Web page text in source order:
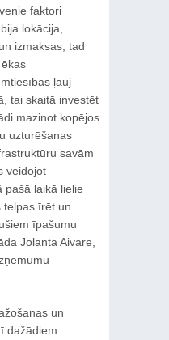
faktori
lokācija,
izmaksas, tad
ļauj
tai skaitā investēt
mazinot kopējos
uzturēšanas
savām
veidojot
pašā laikā lielie
telpas īrēt un
īpašumu
Jolanta Aivare,
un
dažādiem